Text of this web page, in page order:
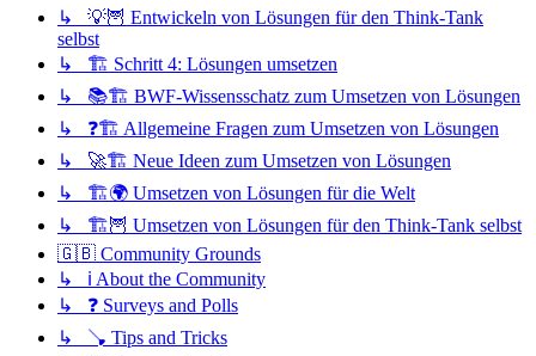
↳ 💡🦉 Entwickeln von Lösungen für den Think-Tank
selbst
↳ 🏗️ Schritt 4: Lösungen umsetzen
↳ 📚🏗️ BWF-Wissensschatz zum Umsetzen von Lösungen
↳ ❓🏗️ Allgemeine Fragen zum Umsetzen von Lösungen
↳ 🚀🏗️ Neue Ideen zum Umsetzen von Lösungen
↳ 🏗️🌍 Umsetzen von Lösungen für die Welt
↳ 🏗️🦉 Umsetzen von Lösungen für den Think-Tank selbst
🇬🇧 Community Grounds
↳ ℹ️ About the Community
↳ ❓ Surveys and Polls
↳ 🪠 Tips and Tricks